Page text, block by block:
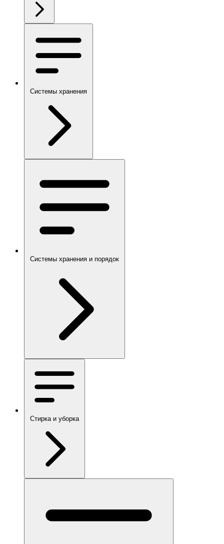
Системы хранения
Системы хранения и порядок
Стирка и уборка